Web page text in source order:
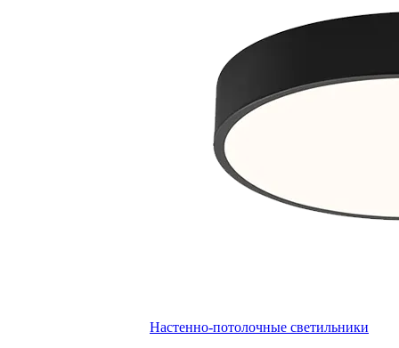
Настенно-потолочные светильники